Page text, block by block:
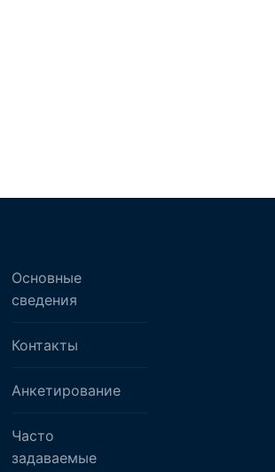
Основные
сведения
Контакты
Анкетирование
Часто
задаваемые